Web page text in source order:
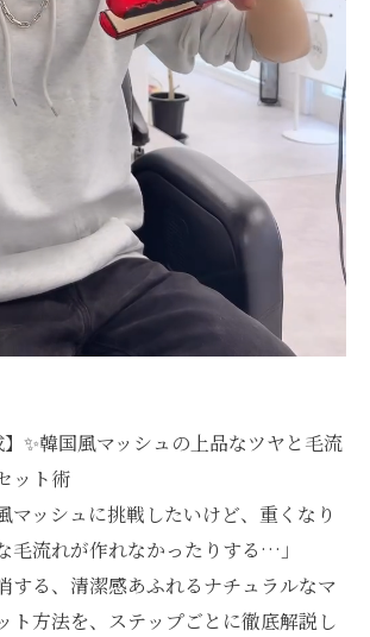
✨韓国風マッシュの上品なツヤと毛流
ット術
マッシュに挑戦したいけど、重くなり
毛流れが作れなかったりする…」
する、清潔感あふれるナチュラルなマ
ト方法を、ステップごとに徹底解説し